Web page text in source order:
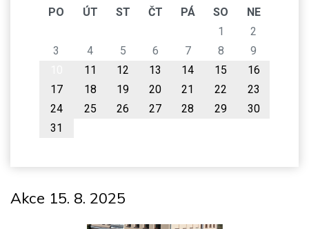
PO ÚT ST ČT PÁ SO
NE
1
2
3
4 5 6 7 8
9
11 12 13 14 15
16
17
18 19 20 21 22
23
24
25 26 27 28 29
30
31
Akce 15. 8. 2025